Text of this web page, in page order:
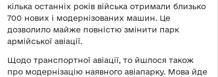
кілька останніх років війська отримали близько
700 нових і модернізованих машин. Це
дозволило майже повністю змінити парк
армійської авіації.
Щодо транспортної авіації, то йшлося також
про модернізацію наявного авіапарку. Мова йде